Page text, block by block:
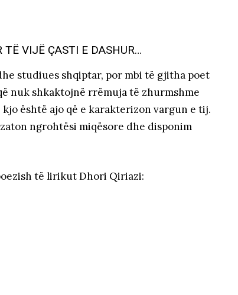
TË VIJË ÇASTI E DASHUR…
studiues shqiptar, por mbi të gjitha poet
nuk shkaktojnë rrëmuja të zhurmshme
është ajo që e karakterizon vargun e tij.
ngrohtësi miqësore dhe disponim
të lirikut Dhori Qiriazi: